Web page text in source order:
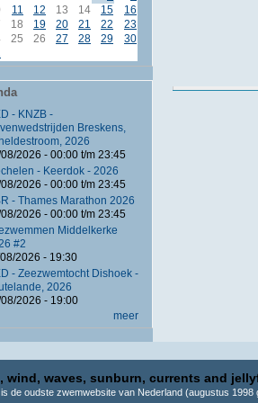
11 12 13 14 15
16
18 19 20 21 22
23
25 26 27 28 29
30
- KNZB -
Breskens,
2026
2026 - 00:00t/m 23:45
- Keerdok - 2026
2026 - 00:00t/m 23:45
- Thames Marathon 2026
2026 - 00:00t/m 23:45
Middelkerke
#2
2026 - 19:30
- Zeezwemtocht Dishoek -
2026
2026 - 19:00
meer
wind, waves, sunburn, currents and
de oudste zwemwebsite van Nederland (augustus 1998